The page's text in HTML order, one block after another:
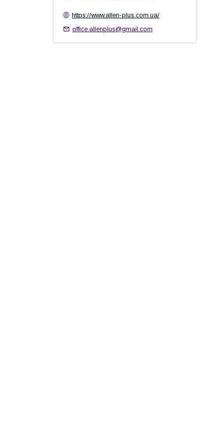
https://www.allen-plus.com.ua/
office.allenplus@gmail.com